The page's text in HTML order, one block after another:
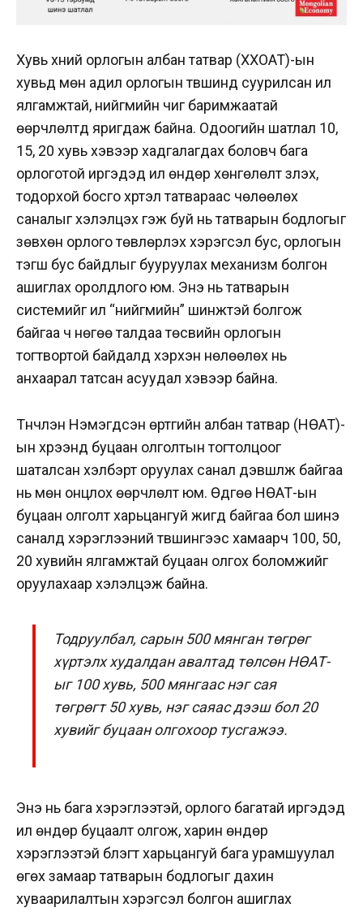
Хувь хүний орлогын албан татвар (ХХОАТ)-ын
хувьд мөн адил орлогын түвшинд суурилсан илүү
ялгамжтай, нийгмийн чиг баримжаатай
өөрчлөлтүүд яригдаж байна. Одоогийн шатлал 10,
15, 20 хувь хэвээр хадгалагдах боловч бага
орлоготой иргэдэд илүү өндөр хөнгөлөлт үзүүлэх,
тодорхой босго хүртэл татвараас чөлөөлөх
саналыг хэлэлцэх гэж буй нь татварын бодлогыг
зөвхөн орлого төвлөрүүлэх хэрэгсэл бус, орлогын
тэгш бус байдлыг бууруулах механизм болгон
ашиглах оролдлого юм. Энэ нь татварын
системийг илүү “нийгмийн” шинжтэй болгож
байгаа ч нөгөө талдаа төсвийн орлогын
тогтвортой байдалд хэрхэн нөлөөлөх нь
анхаарал татсан асуудал хэвээр байна.
Түүнчлэн Нэмэгдсэн өртгийн албан татвар (НӨАТ)-
ын хүрээнд буцаан олголтын тогтолцоог
шаталсан хэлбэрт оруулах санал дэвшүүлж байгаа
нь мөн онцлох өөрчлөлт юм. Өдгөө НӨАТ-ын
буцаан олголт харьцангуй жигд байгаа бол шинэ
саналд хэрэглээний түвшингээс хамаарч 100, 50,
20 хувийн ялгамжтай буцаан олгох боломжийг
оруулахаар хэлэлцэж байна.
Тодруулбал, сарын 500 мянган төгрөг
хүртэлх худалдан авалтад төлсөн НӨАТ-
ыг 100 хувь, 500 мянгаас нэг сая
төгрөгт 50 хувь, нэг саяас дээш бол 20
хувийг буцаан олгохоор тусгажээ.
Энэ нь бага хэрэглээтэй, орлого багатай иргэдэд
илүү өндөр буцаалт олгож, харин өндөр
хэрэглээтэй бүлэгт харьцангуй бага урамшуулал
өгөх замаар татварын бодлогыг дахин
хуваарилалтын хэрэгсэл болгон ашиглах